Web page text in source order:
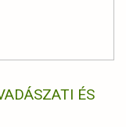
ÉS